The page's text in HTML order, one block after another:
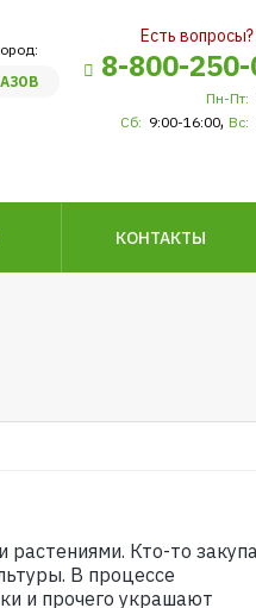
АЗОВ
Есть
8-800-
Пн-Пт:
Сб: 9:00-16:00, Вс:
КОНТАКТЫ
Кто-то
В процессе
и прочего украшают